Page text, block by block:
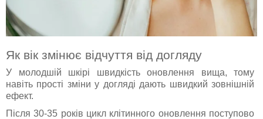
Як вік змінює відчуття від догляду
У молодшій шкірі швидкість оновлення вища, тому
навіть прості зміни у догляді дають швидкий зовнішній
ефект.
Після 30-35 років цикл клітинного оновлення поступово